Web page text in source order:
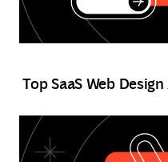
Top SaaS Web